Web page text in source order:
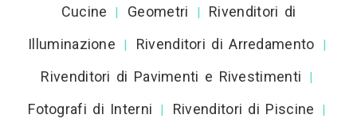
Cucine
| Geometri |
Rivenditori di
Illuminazione
| Rivenditori di Arredamento |
Rivenditori di Pavimenti e Rivestimenti |
Fotografi di Interni | Rivenditori di Piscine |